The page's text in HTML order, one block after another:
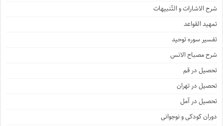
شرح الاشارات و التّنبیهات
تمهید القواعد
تفسیر سوره توحید
شرح مصباح الانس
تحصیل در قم
تحصیل در تهران
تحصیل در آمل
دوران کودکی و نوجوانی